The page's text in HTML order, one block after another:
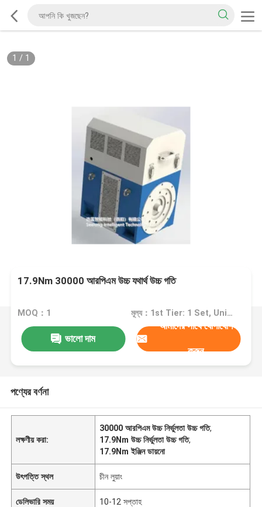
1 / 1
17.9Nm 30000 আরপিএম উচ্চ যথার্থ উচ্চ গতি
MOQ：1 মূল্য：1st Tier: 1 Set, Unit Price USD 3.00 2nd Tier: 2-5 Sets, Unit Price USD 2.00 3rd Tier: Over 5 Sets, Unit Price USD 1.00
ভালো দাম
আমাদের সাথে যোগাযোগ
করুন
পণ্যের বর্ণনা
লক্ষণীয় করা:
30000 আরপিএম উচ্চ নির্ভুলতা উচ্চ গতি,
17.9Nm উচ্চ নির্ভুলতা উচ্চ গতি,
17.9Nm ইঞ্জিন ডায়নো
উৎপত্তি স্থল চীন লুয়াং
ডেলিভারি সময় 10-12 সপ্তাহ